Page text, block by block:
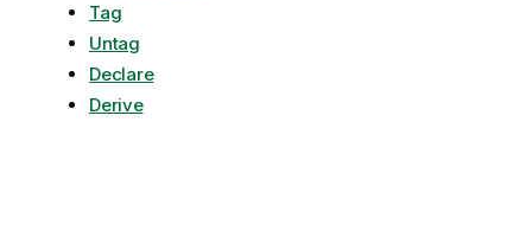
Tag
Untag
Declare
Derive